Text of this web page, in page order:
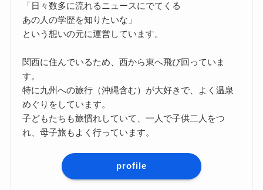
「日々数多に流れるニュースにでてくる
あの人の学歴を知りたいな」
という想いの元に運営しています。
関西に住んでいるため、西から東へ飛び回っていま
す。
特に九州への旅行（沖縄含む）が大好きで、よく温泉
めぐりをしています。
子どもたちも旅慣れしていて、一人で子供二人をつ
れ、母子旅もよく行っています。
profile